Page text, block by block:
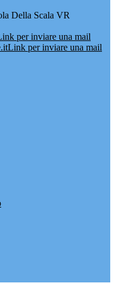
Della Scala VR
per inviare una mail
Link per inviare una mail